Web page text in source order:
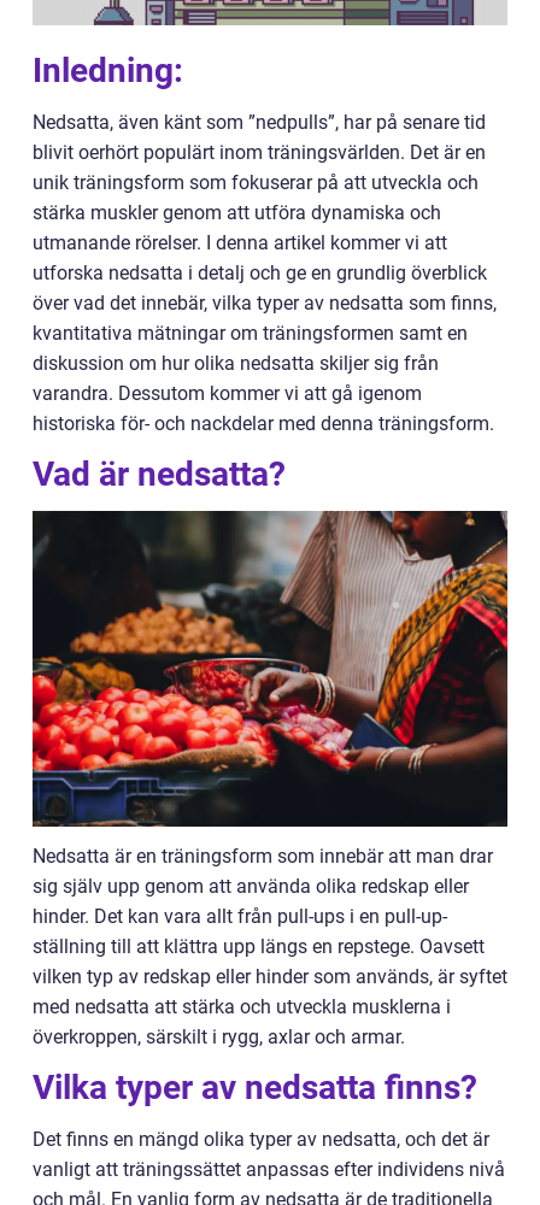
Inledning:
Nedsatta, även känt som ”nedpulls”, har på senare tid
blivit oerhört populärt inom träningsvärlden. Det är en
unik träningsform som fokuserar på att utveckla och
stärka muskler genom att utföra dynamiska och
utmanande rörelser. I denna artikel kommer vi att
utforska nedsatta i detalj och ge en grundlig överblick
över vad det innebär, vilka typer av nedsatta som finns,
kvantitativa mätningar om träningsformen samt en
diskussion om hur olika nedsatta skiljer sig från
varandra. Dessutom kommer vi att gå igenom
historiska för- och nackdelar med denna träningsform.
Vad är nedsatta?
Nedsatta är en träningsform som innebär att man drar
sig själv upp genom att använda olika redskap eller
hinder. Det kan vara allt från pull-ups i en pull-up-
ställning till att klättra upp längs en repstege. Oavsett
vilken typ av redskap eller hinder som används, är syftet
med nedsatta att stärka och utveckla musklerna i
överkroppen, särskilt i rygg, axlar och armar.
Vilka typer av nedsatta finns?
Det finns en mängd olika typer av nedsatta, och det är
vanligt att träningssättet anpassas efter individens nivå
och mål. En vanlig form av nedsatta är de traditionella